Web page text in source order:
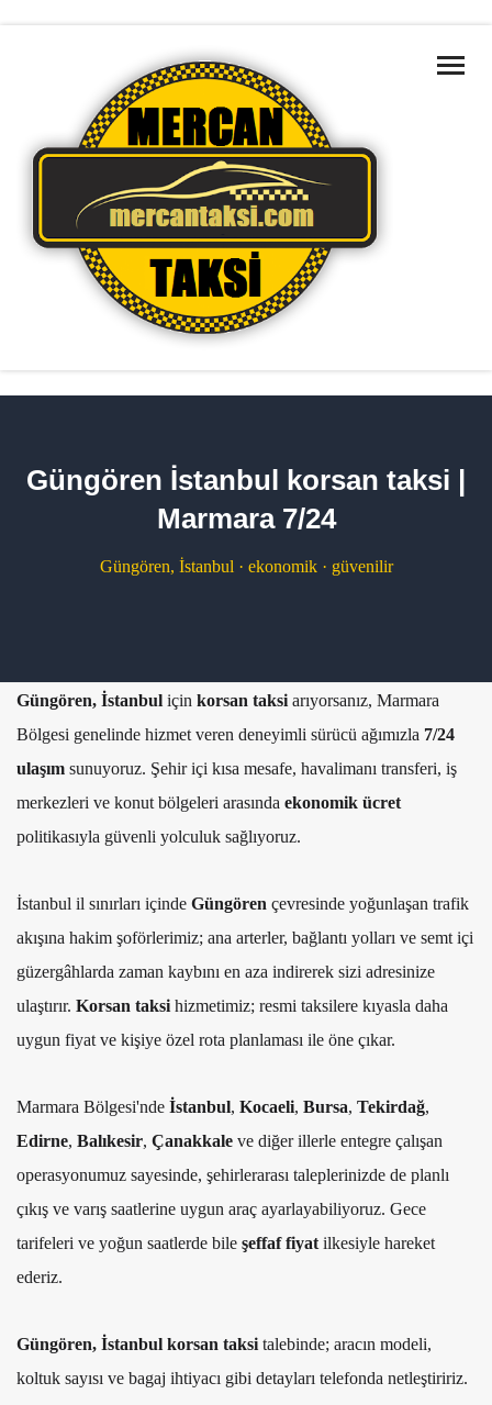
ANA SAYFA
MARMARA BÖLGELERI
HAKKIMIZDA
HIZMETLERIMIZ
TAKSILERIMIZ
İLETIŞIM
HIZMET BÖLGELERIMIZ
Güngören İstanbul korsan taksi |
Marmara 7/24
Güngören, İstanbul · ekonomik · güvenilir
Güngören, İstanbul için korsan taksi arıyorsanız, Marmara
Bölgesi genelinde hizmet veren deneyimli sürücü ağımızla 7/24
ulaşım sunuyoruz. Şehir içi kısa mesafe, havalimanı transferi, iş
merkezleri ve konut bölgeleri arasında ekonomik ücret
politikasıyla güvenli yolculuk sağlıyoruz.
İstanbul il sınırları içinde Güngören çevresinde yoğunlaşan trafik
akışına hakim şoförlerimiz; ana arterler, bağlantı yolları ve semt içi
güzergâhlarda zaman kaybını en aza indirerek sizi adresinize
ulaştırır. Korsan taksi hizmetimiz; resmi taksilere kıyasla daha
uygun fiyat ve kişiye özel rota planlaması ile öne çıkar.
Marmara Bölgesi'nde İstanbul, Kocaeli, Bursa, Tekirdağ,
Edirne, Balıkesir, Çanakkale ve diğer illerle entegre çalışan
operasyonumuz sayesinde, şehirlerarası taleplerinizde de planlı
çıkış ve varış saatlerine uygun araç ayarlayabiliyoruz. Gece
tarifeleri ve yoğun saatlerde bile şeffaf fiyat ilkesiyle hareket
ederiz.
Güngören, İstanbul korsan taksi talebinde; aracın modeli,
koltuk sayısı ve bagaj ihtiyacı gibi detayları telefonda netleştiririz.